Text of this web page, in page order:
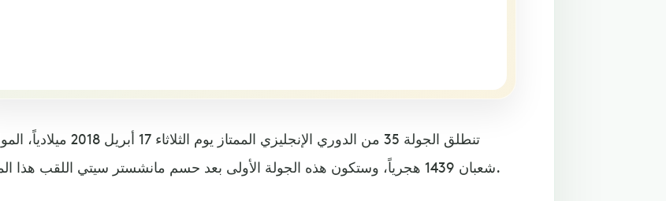
شعبان 1439 هجرياً، وستكون هذه الجولة الأولى بعد حسم مانشستر سيتي اللقب هذا الموسم.